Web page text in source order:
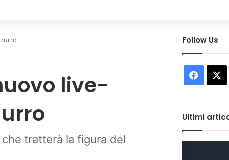
live-
tratterà la figura del
Follow Us
Ultimi